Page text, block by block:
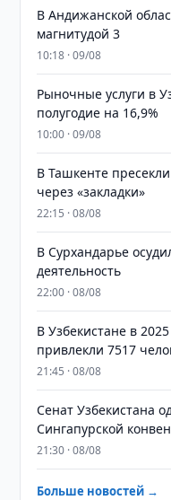
В Андижанской
магнитудой 3
10:18 · 09/08
Рыночные услуги в
полугодие на 16,9%
10:00 · 09/08
В Ташкенте
через «закладки»
22:15 · 08/08
В Сурхандарье
деятельность
22:00 · 08/08
В Узбекистане в
привлекли 7517
21:45 · 08/08
Сенат Узбекистана
Сингапурской
21:30 · 08/08
Больше новостей →